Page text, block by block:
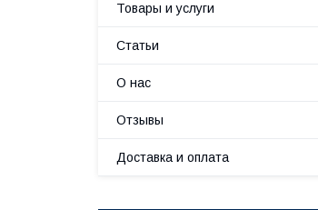
Товары и услуги
Статьи
О нас
Отзывы
Доставка и оплата